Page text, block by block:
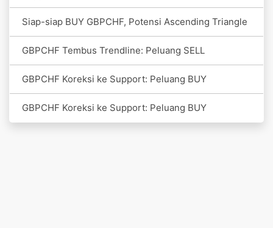
Siap-siap BUY GBPCHF, Potensi Ascending Triangle
GBPCHF Tembus Trendline: Peluang SELL
GBPCHF Koreksi ke Support: Peluang BUY
GBPCHF Koreksi ke Support: Peluang BUY